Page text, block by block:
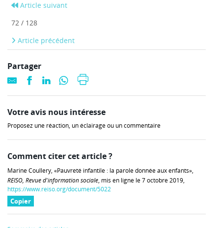
Article suivant
72 / 128
Article précédent
Partager
Votre avis nous intéresse
Proposez une réaction, un éclairage ou un commentaire
Comment citer cet article ?
Marine Coullery, «Pauvreté infantile : la parole donnée aux enfants»,
REISO, Revue d'information sociale, mis en ligne le 7 octobre 2019,
https://www.reiso.org/document/5022
Copier